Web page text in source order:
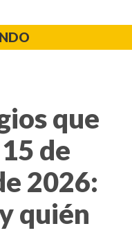
que
de
2026:
quién